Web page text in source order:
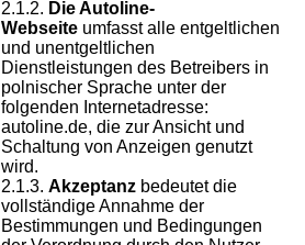
Die Autoline-
Webseite umfasst alle entgeltlichen
und unentgeltlichen
Dienstleistungen des Betreibers in
polnischer Sprache unter der
folgenden Internetadresse:
autoline.de, die zur Ansicht und
Schaltung von Anzeigen genutzt
wird.
Akzeptanz bedeutet die
vollständige Annahme der
Bestimmungen und Bedingungen